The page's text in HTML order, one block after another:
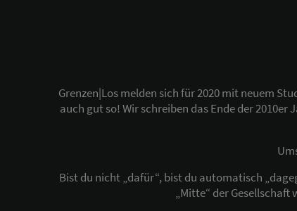
Grenzen|Los melden sich für 2020 mit neuem
auch gut so! Wir schreiben das Ende der
Bist du nicht „dafür“, bist du automatisch
„Mitte“ der